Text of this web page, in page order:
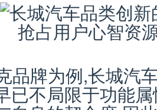
品牌为例,长城汽
已不局限于功能